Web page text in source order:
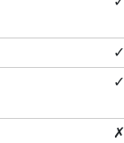
✓
✓
✗